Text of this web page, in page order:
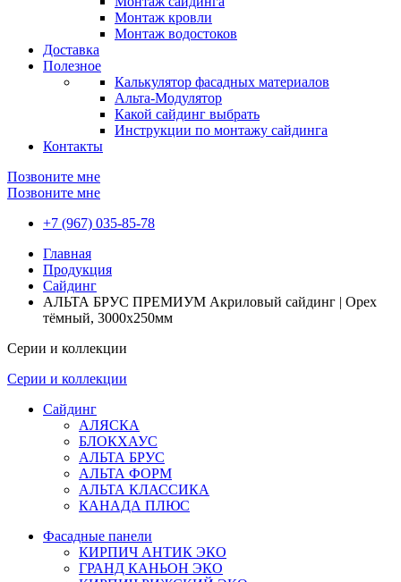
Монтаж кровли
Монтаж водостоков
Доставка
Полезное
Калькулятор фасадных материалов
Альта-Модулятор
Какой сайдинг выбрать
Инструкции по монтажу сайдинга
Контакты
Позвоните мне
Позвоните мне
+7 (967) 035-85-78
Главная
Продукция
Сайдинг
АЛЬТА БРУС ПРЕМИУМ Акриловый сайдинг | Орех
тёмный, 3000х250мм
Серии и коллекции
Серии и коллекции
Сайдинг
АЛЯСКА
БЛОКХАУС
АЛЬТА БРУС
АЛЬТА ФОРМ
АЛЬТА КЛАССИКА
КАНАДА ПЛЮС
Фасадные панели
КИРПИЧ АНТИК ЭКО
ГРАНД КАНЬОН ЭКО